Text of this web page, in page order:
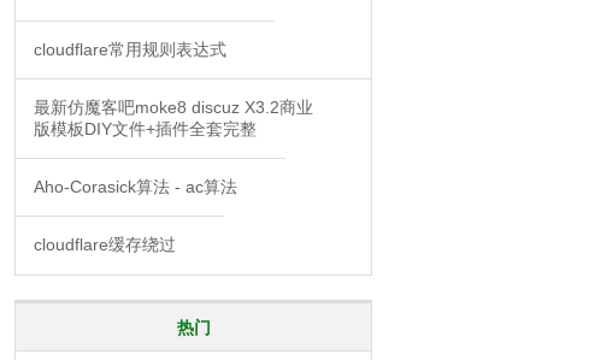
cloudflare常用规则表达式
最新仿魔客吧moke8 discuz X3.2商业
版模板DIY文件+插件全套完整
Aho-Corasick算法 - ac算法
cloudflare缓存绕过
热门